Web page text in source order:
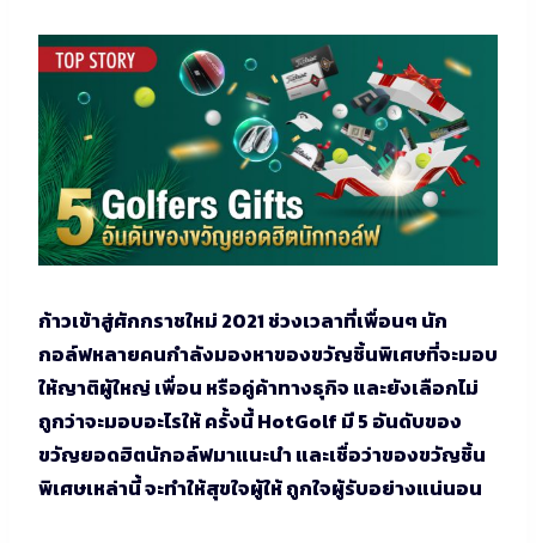
ก้าวเข้าสู่ศักกราชใหม่ 2021 ช่วงเวลาที่เพื่อนๆ นัก
กอล์ฟหลายคนกำลังมองหาของขวัญชิ้นพิเศษที่จะมอบ
ให้ญาติผู้ใหญ่ เพื่อน หรือคู่ค้าทางธุกิจ และยังเลือกไม่
ถูกว่าจะมอบอะไรให้ ครั้งนี้ HotGolf มี 5 อันดับของ
ขวัญยอดฮิตนักอล์ฟมาแนะนำ และเชื่อว่าของขวัญชิ้น
พิเศษเหล่านี้ จะทำให้สุขใจผู้ให้ ถูกใจผู้รับอย่างแน่นอน